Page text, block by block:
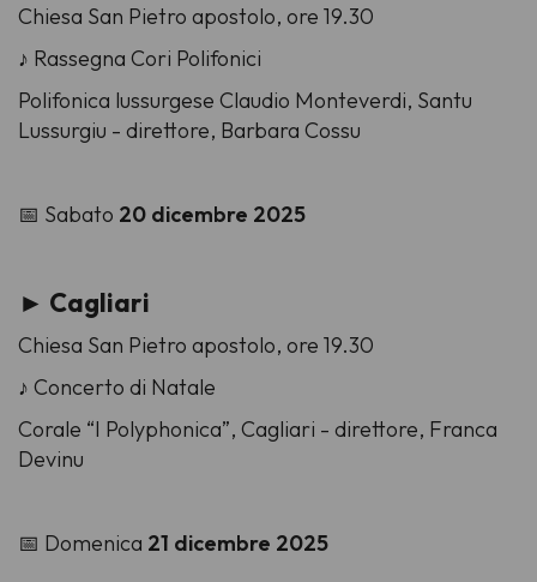
Chiesa San Pietro apostolo, ore 19.30
♪ Rassegna Cori Polifonici
Polifonica lussurgese Claudio Monteverdi, Santu
Lussurgiu - direttore, Barbara Cossu
📅 Sabato 20 dicembre 2025
► Cagliari
Chiesa San Pietro apostolo, ore 19.30
♪ Concerto di Natale
Corale “I Polyphonica”, Cagliari - direttore, Franca
Devinu
📅 Domenica 21 dicembre 2025